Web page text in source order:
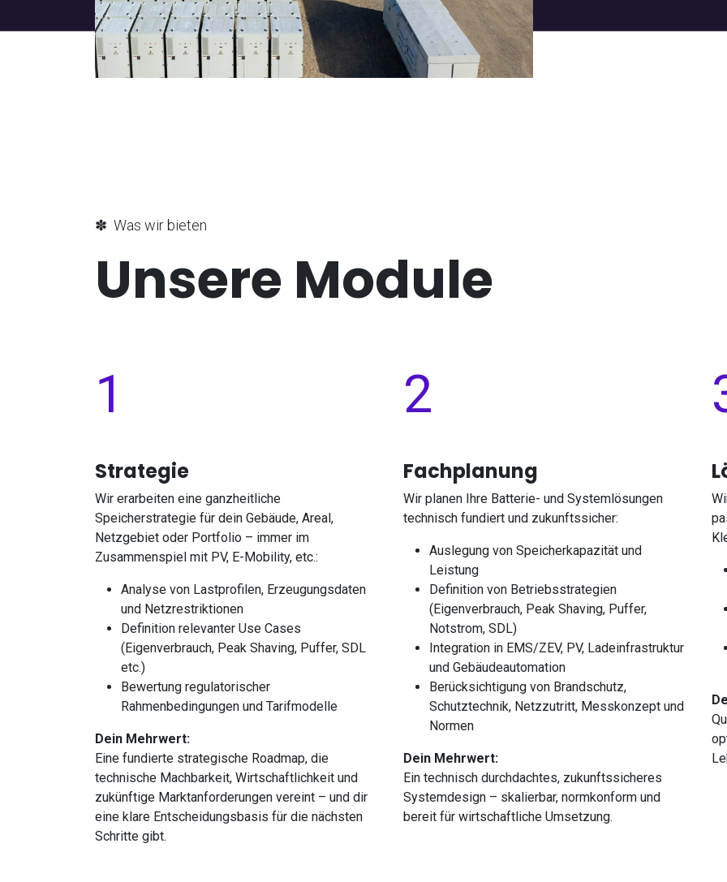
✽ Was wir bieten
Unsere Module
1
Strategie
Wir erarbeiten eine ganzheitliche
Speicherstrategie für dein Gebäude, Areal,
Netzgebiet oder Portfolio – immer im
Zusammenspiel mit PV, E-Mobility, etc.:
Analyse von Lastprofilen, Erzeugungsdaten
und Netzrestriktionen
Definition relevanter Use Cases
(Eigenverbrauch, Peak Shaving, Puffer, SDL
etc.)
Bewertung regulatorischer
Rahmenbedingungen und Tarifmodelle
Dein Mehrwert:
Eine fundierte strategische Roadmap, die
technische Machbarkeit, Wirtschaftlichkeit und
zukünftige Marktanforderungen vereint – und dir
eine klare Entscheidungsbasis für die nächsten
Schritte gibt.
2
Fachplanung
Wir planen Ihre Batterie- und Systemlösungen
technisch fundiert und zukunftssicher:
Auslegung von Speicherkapazität und
Leistung
Definition von Betriebsstrategien
(Eigenverbrauch, Peak Shaving, Puffer,
Notstrom, SDL)
Integration in EMS/ZEV, PV, Ladeinfrastruktur
und Gebäudeautomation
Berücksichtigung von Brandschutz,
Schutztechnik, Netzzutritt, Messkonzept und
Normen
Dein Mehrwert:
Ein technisch durchdachtes, zukunftssicheres
Systemdesign – skalierbar, normkonform und
bereit für wirtschaftliche Umsetzung.